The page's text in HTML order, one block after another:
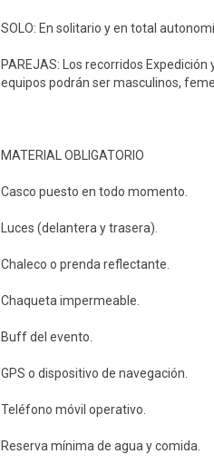
SOLO: En solitario y en total
PAREJAS: Los recorridos
equipos podrán ser masculinos,
MATERIAL OBLIGATORIO
Casco puesto en todo momento.
Luces (delantera y trasera).
Chaleco o prenda reflectante.
Chaqueta impermeable.
Buff del evento.
GPS o dispositivo de navegación.
Teléfono móvil operativo.
Reserva mínima de agua y comida.